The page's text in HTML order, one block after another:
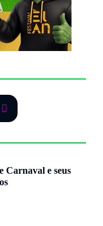
Carnaval e seus